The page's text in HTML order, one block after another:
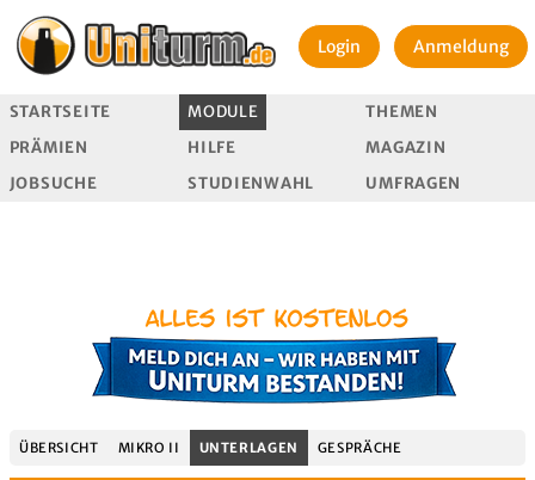
Login Anmeldung
STARTSEITE MODULE
THEMEN
PRÄMIEN
HILFE
MAGAZIN
JOBSUCHE
STUDIENWAHL UMFRAGEN
ÜBERSICHT MIKRO II UNTERLAGEN GESPRÄCHE